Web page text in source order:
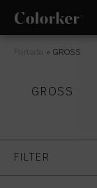
Portada »GROSS
GROSS
FILTER